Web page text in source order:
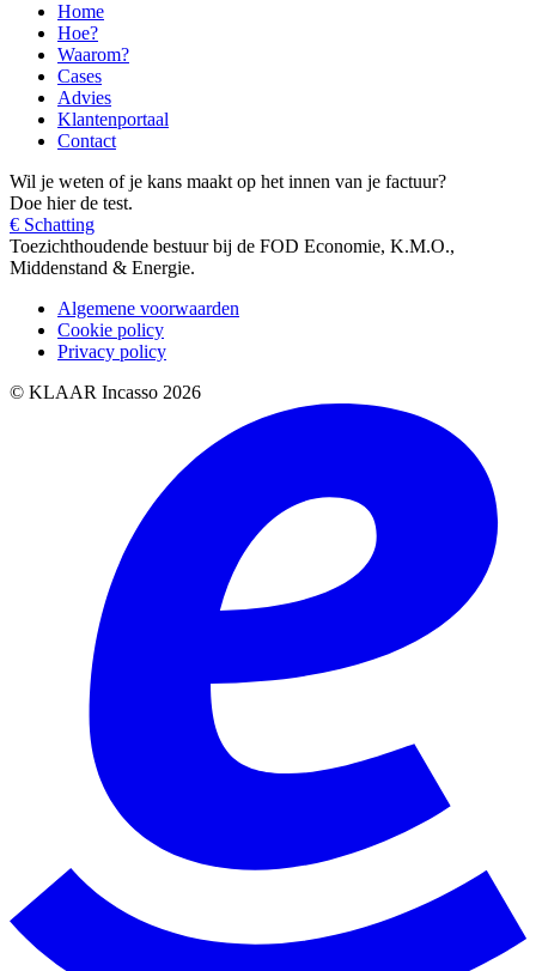
Home
Hoe?
Waarom?
Cases
Advies
Klantenportaal
Contact
Wil je weten of je kans maakt op het innen van je factuur?
Doe hier de test.
€ Schatting
Toezichthoudende bestuur bij de FOD Economie, K.M.O.,
Middenstand & Energie.
Algemene voorwaarden
Cookie policy
Privacy policy
© KLAAR Incasso 2026